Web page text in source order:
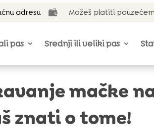
adresu  Možeš platiti pouzećem
pas Srednji ili veliki pas
mačke
znati o tome!